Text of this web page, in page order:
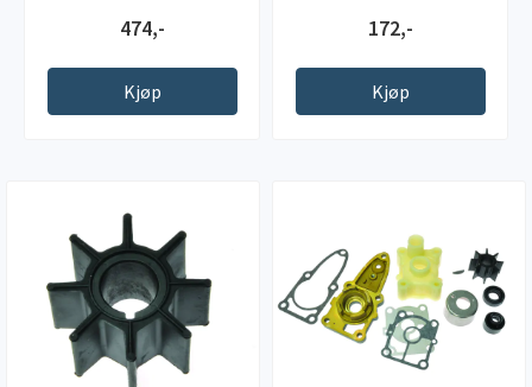
474,-
Kjøp
172,-
Kjøp